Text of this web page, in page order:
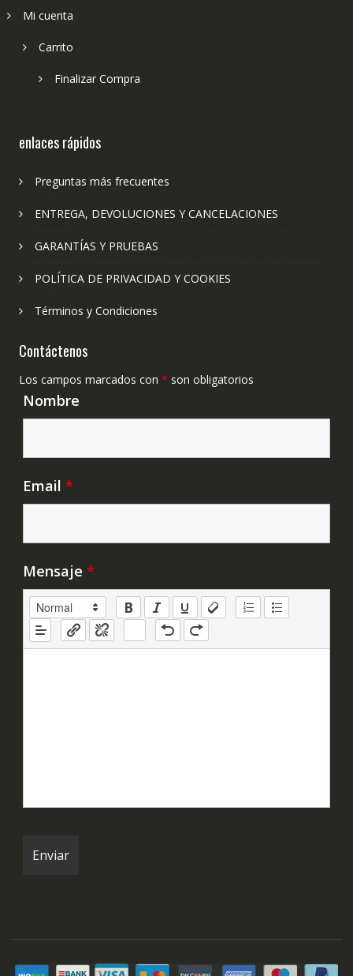
Mi cuenta
Carrito
Finalizar Compra
enlaces rápidos
Preguntas más frecuentes
ENTREGA, DEVOLUCIONES Y CANCELACIONES
GARANTÍAS Y PRUEBAS
POLÍTICA DE PRIVACIDAD Y COOKIES
Términos y Condiciones
Contáctenos
Los campos marcados con * son obligatorios
Nombre
Email *
Mensaje *